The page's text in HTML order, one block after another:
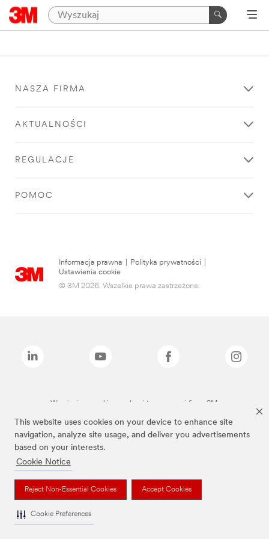
This website uses cookies on your device to enhance site
navigation, analyze site usage, and deliver you advertisements
based on your interests.
Cookie Notice
Reject Non-Essential Cookies Accept Cookies
Cookie Preferences
NASZA FIRMA
AKTUALNOŚCI
REGULACJE
POMOC
Informacja prawna Polityka prywatności
Ustawienia cookie
© 3M 2026. Wszelkie prawa zastrzeżone.
Wymienione marki są znakami towarowymi firmy 3M.